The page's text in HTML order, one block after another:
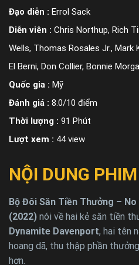
Đạo diễn : Errol Sack
Diễn viên : Chris Northup, Rich
Wells, Thomas Rosales Jr., Mark
El Berni, Don Collier, Bonnie
Quốc gia : Mỹ
Đánh giá : 8.0/10 điểm
Thời lượng : 91 Phút
Lượt xem : 44 view
NỘI DUNG PHIM
Bộ Đôi Săn Tiền Thưởng –
(2022) nói về hai kẻ săn tiền
Dynamite Davenport, hai tên
hoang dã, thu thập phần
hơn.